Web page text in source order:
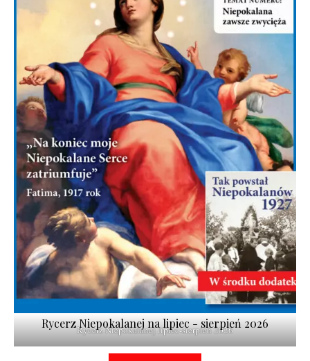
Rycerz Niepokalanej lipiec-sierpień 2026
Rycerz Niepokalanej na lipiec - sierpień 2026